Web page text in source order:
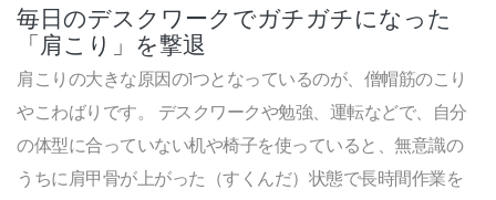
毎日のデスクワークでガチガチになった
「肩こり」を撃退
肩こりの大きな原因の1つとなっているのが、僧帽筋のこり
やこわばりです。 デスクワークや勉強、運転などで、自分
の体型に合っていない机や椅子を使っていると、無意識の
うちに肩甲骨が上がった（すくんだ）状態で長時間作業を